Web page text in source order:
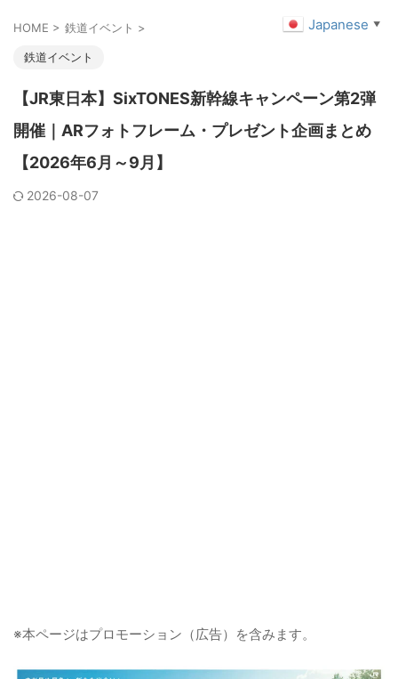
HOME > 鉄道イベント >
鉄道イベント
【JR東日本】SixTONES新幹線キャンペーン第2弾
開催｜ARフォトフレーム・プレゼント企画まとめ
【2026年6月～9月】
2026-08-07
※本ページはプロモーション（広告）を含みます。
Japanese ▼